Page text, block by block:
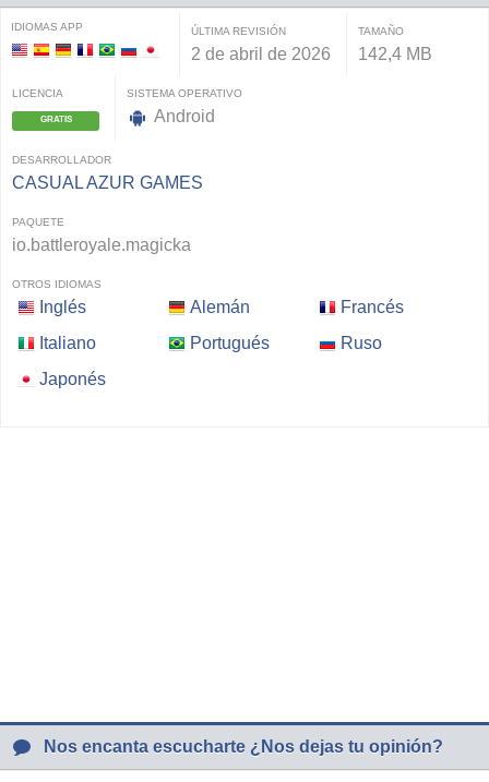
IDIOMAS APP ÚLTIMA REVISIÓN
2 de abril de 2026
TAMAÑO
142,4 MB
LICENCIA
GRATIS
SISTEMA OPERATIVO
Android
DESARROLLADOR
CASUAL AZUR GAMES
PAQUETE
io.battleroyale.magicka
OTROS IDIOMAS
Inglés Alemán
Francés
Italiano
Portugués
Ruso
Japonés
Nos encanta escucharte ¿Nos dejas tu opinión?